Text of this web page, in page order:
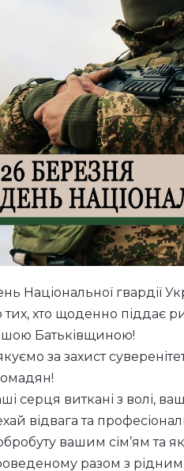
Національної гвардії
тих, хто щоденно піддає
Батьківщиною!
за захист
серця виткані з волі,
відвага та
вашим сім’ям та
разом з